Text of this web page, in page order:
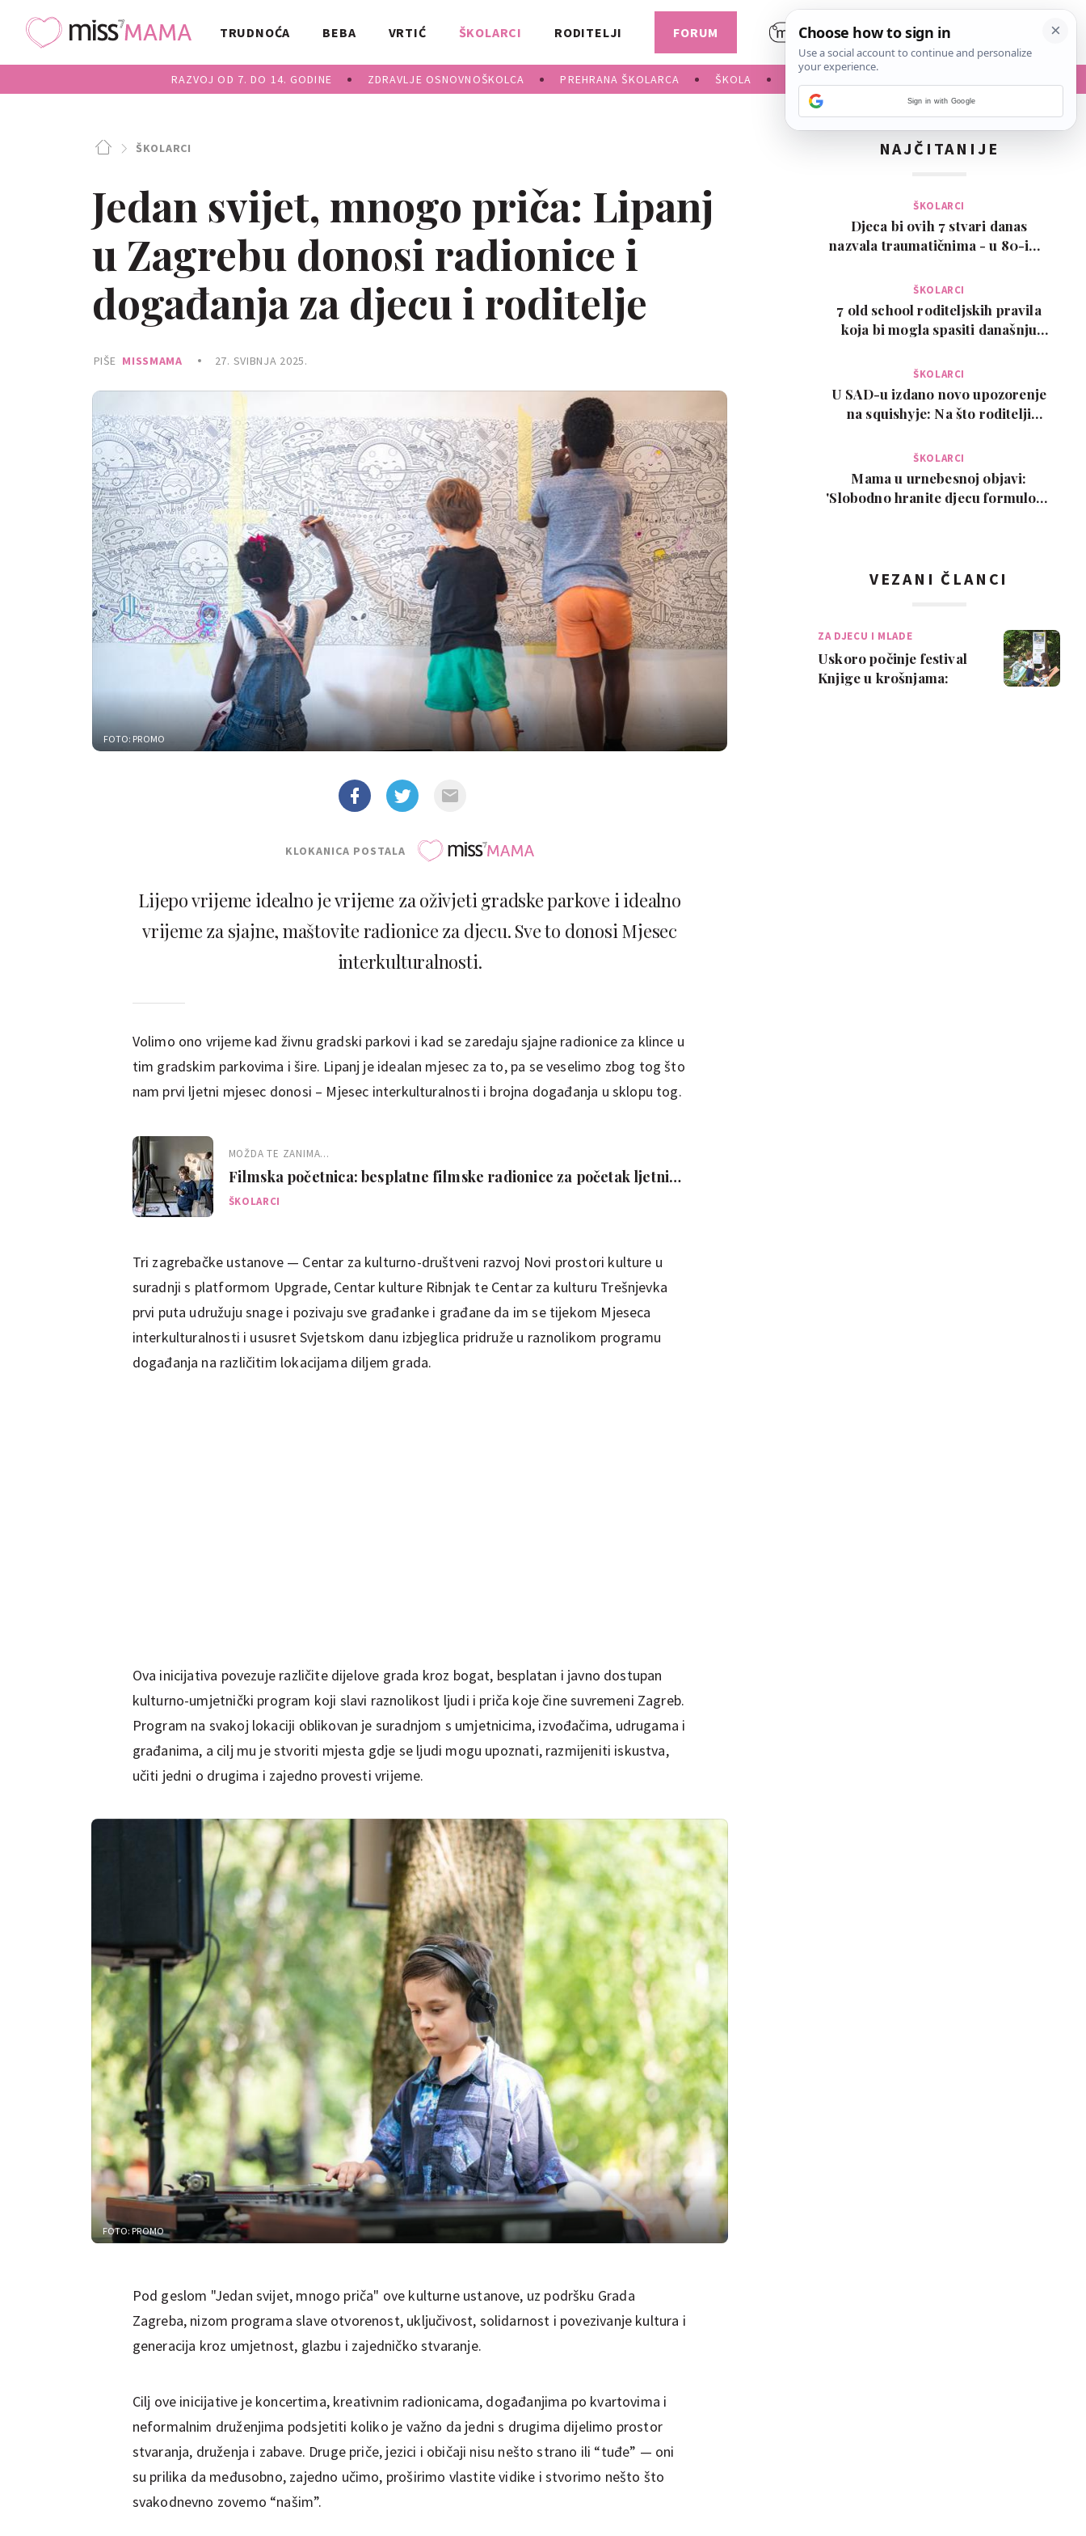
TRUDNOĆA BEBA VRTIĆ ŠKOLARCI
RAZVOJ OD 7. DO 14. GODINE ZDRAVLJE OSNOVNOŠKOLCA PREHRANA ŠKOLARCA ŠKOLA
RODITELJI FORUM
ŠKOLARCI
Jedan svijet, mnogo priča: Lipanj
u Zagrebu donosi radionice i
događanja za djecu i roditelje
PIŠE MISSMAMA 27. SVIBNJA 2025.
FOTO: PROMO
KLOKANICA POSTALA
Lijepo vrijeme idealno je vrijeme za oživjeti gradske parkove i idealno
vrijeme za sjajne, maštovite radionice za djecu. Sve to donosi Mjesec
interkulturalnosti.
Volimo ono vrijeme kad živnu gradski parkovi i kad se zaredaju sjajne radionice za klince u
tim gradskim parkovima i šire. Lipanj je idealan mjesec za to, pa se veselimo zbog tog što
nam prvi ljetni mjesec donosi – Mjesec interkulturalnosti i brojna događanja u sklopu tog.
MOŽDA TE ZANIMA...
Filmska početnica: besplatne filmske radionice za početak ljetnih
praznika
ŠKOLARCI
Tri zagrebačke ustanove — Centar za kulturno-društveni razvoj Novi prostori kulture u
suradnji s platformom Upgrade, Centar kulture Ribnjak te Centar za kulturu Trešnjevka
prvi puta udružuju snage i pozivaju sve građanke i građane da im se tijekom Mjeseca
interkulturalnosti i ususret Svjetskom danu izbjeglica pridruže u raznolikom programu
događanja na različitim lokacijama diljem grada.
Ova inicijativa povezuje različite dijelove grada kroz bogat, besplatan i javno dostupan
kulturno-umjetnički program koji slavi raznolikost ljudi i priča koje čine suvremeni Zagreb.
Program na svakoj lokaciji oblikovan je suradnjom s umjetnicima, izvođačima, udrugama i
građanima, a cilj mu je stvoriti mjesta gdje se ljudi mogu upoznati, razmijeniti iskustva,
učiti jedni o drugima i zajedno provesti vrijeme.
FOTO: PROMO
Pod geslom "Jedan svijet, mnogo priča" ove kulturne ustanove, uz podršku Grada
Zagreba, nizom programa slave otvorenost, uključivost, solidarnost i povezivanje kultura i
generacija kroz umjetnost, glazbu i zajedničko stvaranje.
Cilj ove inicijative je koncertima, kreativnim radionicama, događanjima po kvartovima i
neformalnim druženjima podsjetiti koliko je važno da jedni s drugima dijelimo prostor
stvaranja, druženja i zabave. Druge priče, jezici i običaji nisu nešto strano ili “tuđe” — oni
su prilika da međusobno, zajedno učimo, proširimo vlastite vidike i stvorimo nešto što
svakodnevno zovemo “našim”.
NAJČITANIJE
ŠKOLARCI
Djeca bi ovih 7 stvari danas
nazvala traumatičnima - u 80-ima
ŠKOLARCI
7 old school roditeljskih pravila
koja bi mogla spasiti današnju
ŠKOLARCI
U SAD-u izdano novo upozorenje
na squishyje: Na što roditelji
ŠKOLARCI
Mama u urnebesnoj objavi:
'Slobodno hranite djecu formulom.
VEZANI ČLANCI
ZA DJECU I MLADE
Uskoro počinje festival
Knjige u krošnjama:
Sign in with Google